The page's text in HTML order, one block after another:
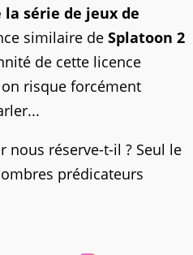
série de jeux de
similaire de Splatoon 2
de cette licence
risque forcément
nous réserve-t-il ? Seul le
prédicateurs